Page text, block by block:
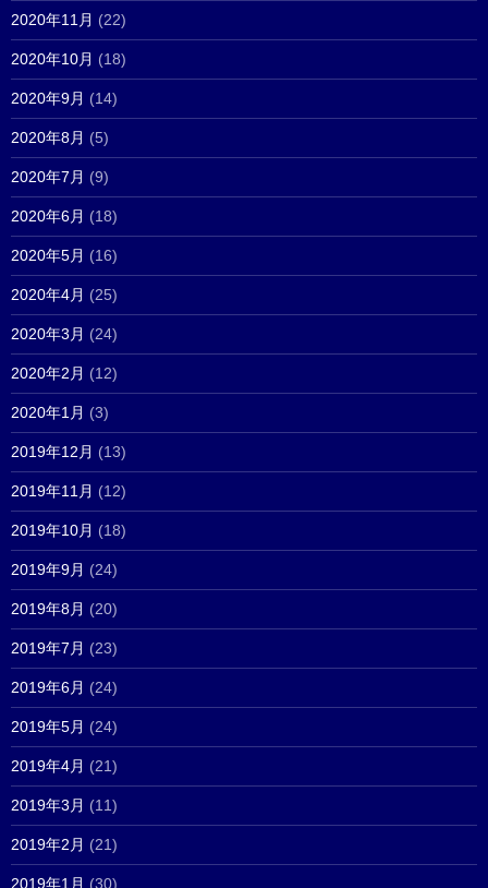
2020年11月 (22)
2020年10月 (18)
2020年9月 (14)
2020年8月 (5)
2020年7月 (9)
2020年6月 (18)
2020年5月 (16)
2020年4月 (25)
2020年3月 (24)
2020年2月 (12)
2020年1月 (3)
2019年12月 (13)
2019年11月 (12)
2019年10月 (18)
2019年9月 (24)
2019年8月 (20)
2019年7月 (23)
2019年6月 (24)
2019年5月 (24)
2019年4月 (21)
2019年3月 (11)
2019年2月 (21)
2019年1月 (30)